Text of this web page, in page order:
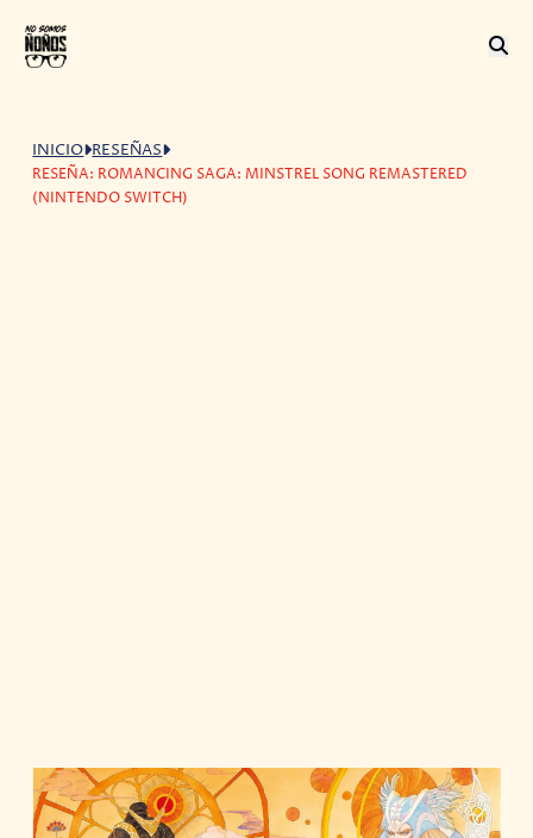
INICIO RESEÑAS
RESEÑA: ROMANCING SAGA: MINSTREL SONG REMASTERED
(NINTENDO SWITCH)